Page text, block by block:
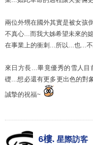
兩位外甥在國外其實是被女孩
不真心...而我大姊希望未來的
在事業上的衝刺...所以...也...
來日方長...畢竟優秀的雪人
礎...想必還有更多更出色的對
誠摯的祝福~
6樓. 星際訪客